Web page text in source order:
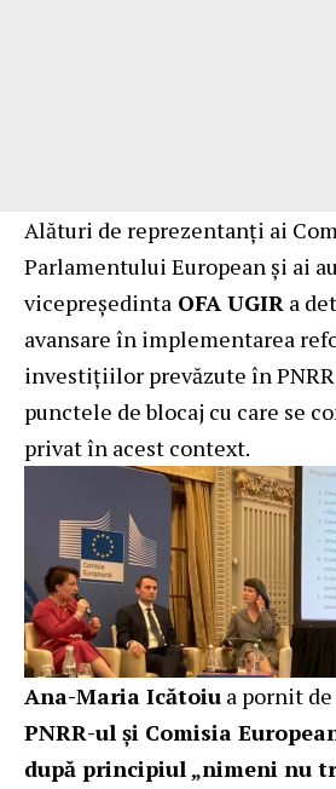
Alături de reprezentanți ai
Parlamentului European și ai
vicepreședinta OFA UGIR a
avansare în implementarea
investițiilor prevăzute în
punctele de blocaj cu care se
privat în acest context.
Ana-Maria Icătoiu a pornit
PNRR-ul și Comisia
după principiul „nimeni nu